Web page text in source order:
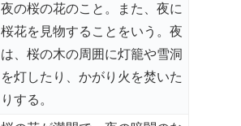
夜の桜の花のこと。また、夜に
桜花を見物することをいう。夜
は、桜の木の周囲に灯籠や雪洞
を灯したり、かがり火を焚いた
りする。